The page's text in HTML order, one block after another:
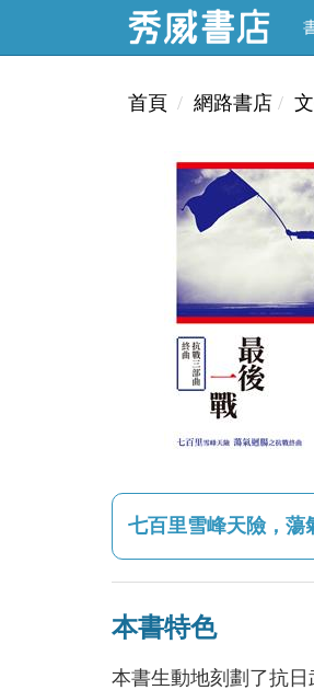
首頁 網路書店
七百里雪峰天險，蕩
本書特色
本書生動地刻劃了抗